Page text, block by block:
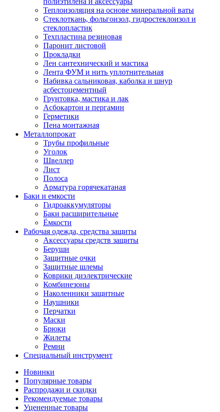
Теплоизоляция на основе минеральной ваты
Стеклоткань, фольгоизол, гидростеклоизол и
стеклопластик
Техпластина резиновая
Паронит листовой
Прокладки
Лен сантехнический и мастика
Лента ФУМ и нить уплотнительная
Набивка сальниковая, каболка и шнур
асбестоцементный
Грунтовка, мастика и лак
Асбокартон и пергамин
Герметики
Пена монтажная
Металлопрокат
Трубы профильные
Уголок
Швеллер
Лист
Полоса
Арматура горячекатаная
Баки и емкости
Гидроаккумуляторы
Баки расширительные
Ёмкости
Рабочая одежда, средства защиты
Аксессуары средств защиты
Беруши
Защитные очки
Защитные шлемы
Коврики диэлектрические
Комбинезоны
Наколенники защитные
Наушники
Перчатки
Маски
Брюки
Жилеты
Ремни
Специальный инструмент
Новинки
Популярные товары
Распродажи и скидки
Рекомендуемые товары
Уцененные товары